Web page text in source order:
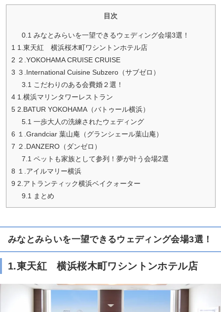
目次
0.1 みなとみらいを一望できるウェディング会場3選！
1 1.東天紅 横浜桜木町ワシントンホテル店
2 ２.YOKOHAMA CRUISE CRUISE
3 ３.International Cuisine Subzero（サブゼロ）
3.1 こだわりのある会費婚２選！
41.横浜マリンタワーレストラン
52.BATUR YOKOHAMA（バトゥール横浜）
5.1 一歩大人の洗練されたウェディング
6 １.Grandciar 葉山庵（グランシェール葉山庵）
7 ２.DANZERO（ダンゼロ）
7.1 ペットも家族として参列！夢が叶う会場2選
8 １.アイルマリー横浜
9 2.アトランティック横浜ベイクォーター
9.1
まとめ
みなとみらいを一望できるウェディング会場3選！
1.東天紅 横浜桜木町ワシントンホテル店